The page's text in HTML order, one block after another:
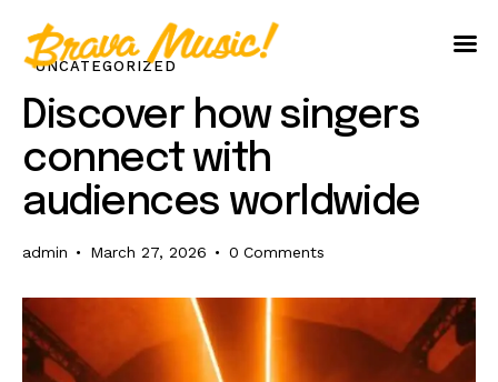
Home
About Us
Aureo Baqueiro
UNCATEGORIZED
Discover how singers
connect with
audiences worldwide
admin March 27, 2026 0 Comments